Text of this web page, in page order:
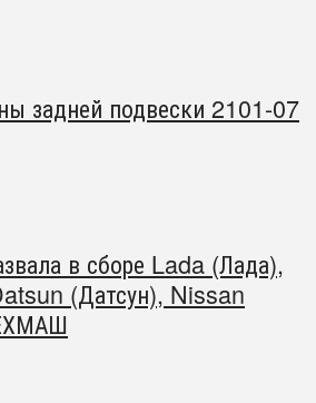
задней подвески 2101-07
в сборе Lada (Лада),
(Датсун), Nissan